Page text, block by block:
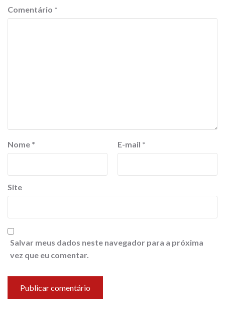
Comentário *
Nome * E-mail *
Site
Salvar meus dados neste navegador para a próxima
vez que eu comentar.